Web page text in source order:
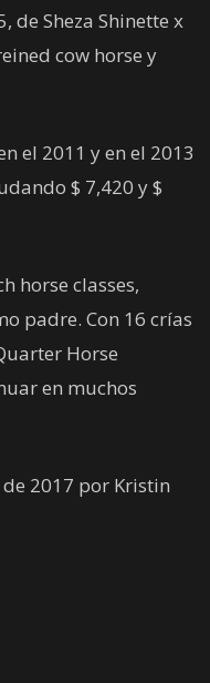
de Sheza Shinette x
cow horse y
el 2011 y en el 2013
$ 7,420 y $
horse classes,
padre. Con 16 crías
Horse
en muchos
2017 por Kristin